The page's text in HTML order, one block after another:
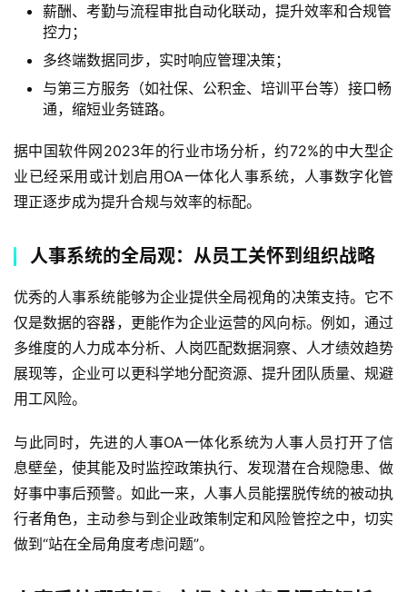
薪酬、考勤与流程审批自动化联动，提升效率和合规管
控力；
多终端数据同步，实时响应管理决策；
与第三方服务（如社保、公积金、培训平台等）接口畅
通，缩短业务链路。
据中国软件网2023年的行业市场分析，约72%的中大型企
业已经采用或计划启用OA一体化人事系统，人事数字化管
理正逐步成为提升合规与效率的标配。
人事系统的全局观：从员工关怀到组织战略
优秀的人事系统能够为企业提供全局视角的决策支持。它不
仅是数据的容器，更能作为企业运营的风向标。例如，通过
多维度的人力成本分析、人岗匹配数据洞察、人才绩效趋势
展现等，企业可以更科学地分配资源、提升团队质量、规避
用工风险。
与此同时，先进的人事OA一体化系统为人事人员打开了信
息壁垒，使其能及时监控政策执行、发现潜在合规隐患、做
好事中事后预警。如此一来，人事人员能摆脱传统的被动执
行者角色，主动参与到企业政策制定和风险管控之中，切实
做到“站在全局角度考虑问题”。